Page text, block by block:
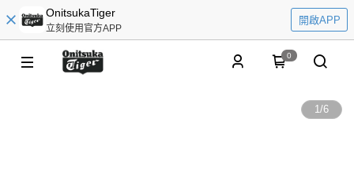
OnitsukaTiger
立刻使用官方APP
開啟APP
0
1/6